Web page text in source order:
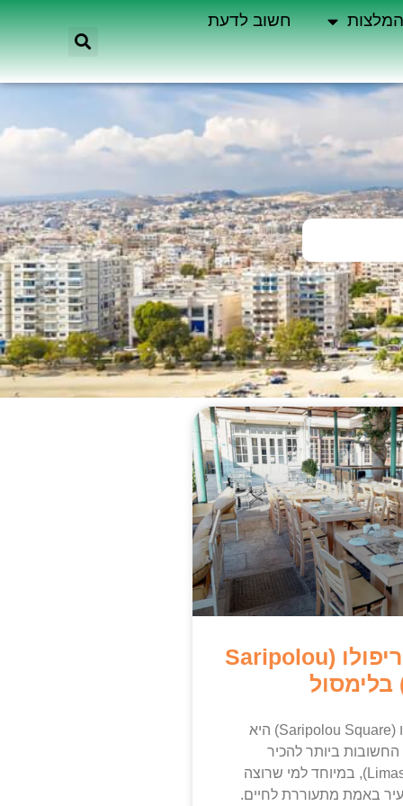
המלצות חשוב לדעת
כיכר סאריפולו (Saripolou
כיכר סאריפולו (Saripolou Square) היא
ביותר להכיר
בלימסול (Limassol), במיוחד למי שרוצה
באמת מתעוררת לחיים.